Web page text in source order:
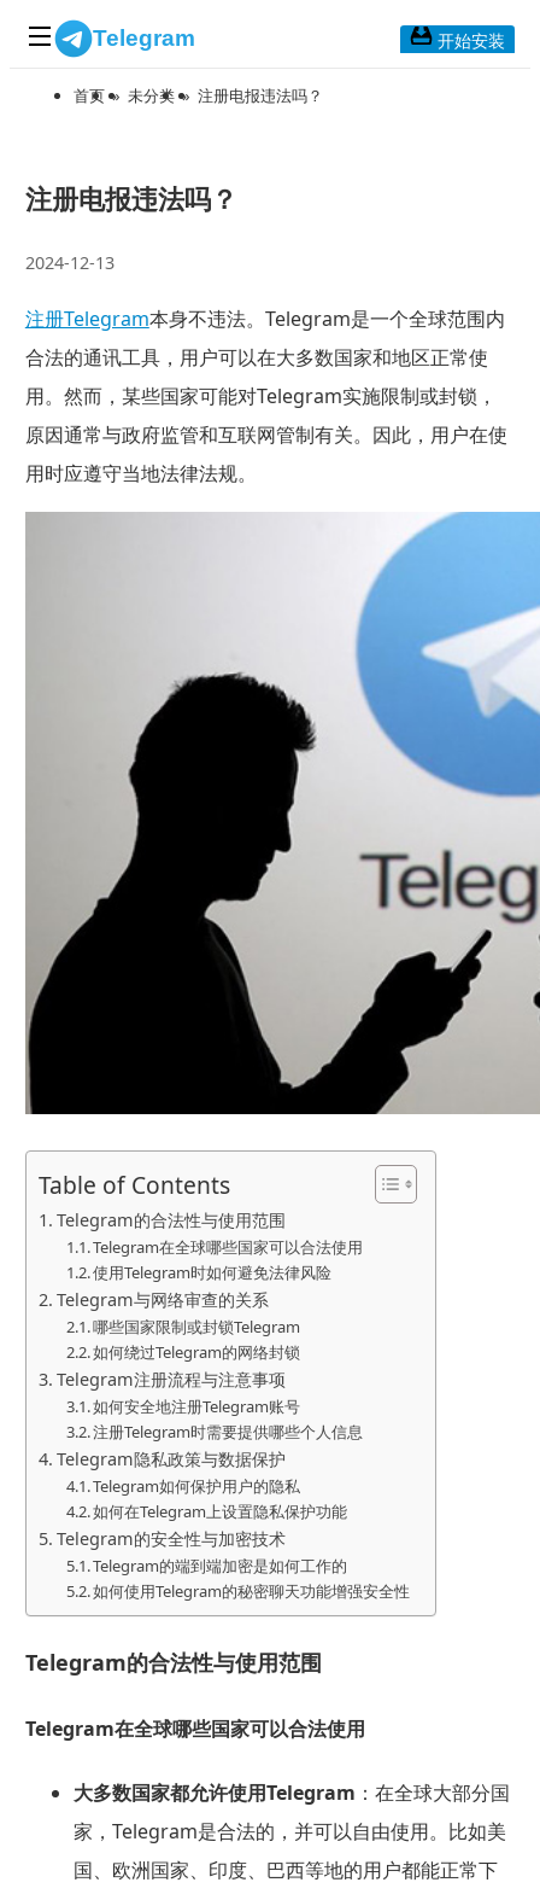
Telegram
Telegram Mac版
Telegram安卓版
Telegram Web版
开始安装
首页 » 未分类 » 注册电报违法吗？
注册电报违法吗？
2024-12-13
注册Telegram本身不违法。Telegram是一个全球范围内
合法的通讯工具，用户可以在大多数国家和地区正常使
用。然而，某些国家可能对Telegram实施限制或封锁，
原因通常与政府监管和互联网管制有关。因此，用户在使
用时应遵守当地法律法规。
Table of Contents
Telegram的合法性与使用范围
Telegram在全球哪些国家可以合法使用
使用Telegram时如何避免法律风险
Telegram与网络审查的关系
哪些国家限制或封锁Telegram
如何绕过Telegram的网络封锁
Telegram注册流程与注意事项
如何安全地注册Telegram账号
注册Telegram时需要提供哪些个人信息
Telegram隐私政策与数据保护
Telegram如何保护用户的隐私
如何在Telegram上设置隐私保护功能
Telegram的安全性与加密技术
Telegram的端到端加密是如何工作的
如何使用Telegram的秘密聊天功能增强安全性
Telegram的合法性与使用范围
Telegram在全球哪些国家可以合法使用
大多数国家都允许使用Telegram ：在全球大部分国
家，Telegram是合法的，并可以自由使用。比如美
国、欧洲国家、印度、巴西等地的用户都能正常下